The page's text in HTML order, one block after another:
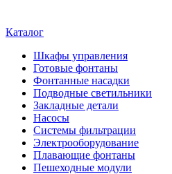
Каталог
Шкафы управления
Готовые фонтаны
Фонтанные насадки
Подводные светильники
Закладные детали
Насосы
Системы фильтрации
Электрооборудование
Плавающие фонтаны
Пешеходные модули